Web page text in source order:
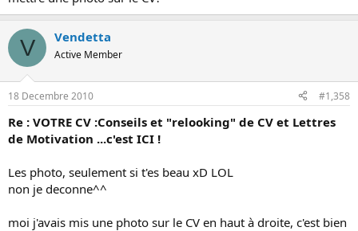
V Vendetta
Active Member
18 Decembre 2010 #1,358
Re : VOTRE CV :Conseils et "relooking" de CV et Lettres
de Motivation ...c'est ICI !
Les photo, seulement si t'es beau xD LOL
non je deconne^^
moi j'avais mis une photo sur le CV en haut à droite, c'est bien